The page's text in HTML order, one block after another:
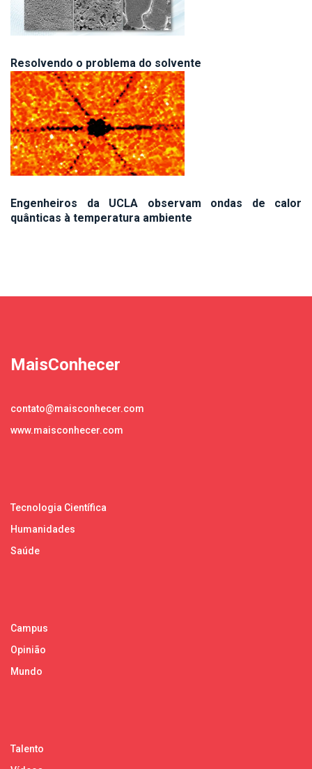
Resolvendo o problema do solvente
Engenheiros da UCLA observam ondas de calor
quânticas à temperatura ambiente
MaisConhecer
contato@maisconhecer.com
www.maisconhecer.com
Tecnologia Científica
Humanidades
Saúde
Campus
Opinião
Mundo
Talento